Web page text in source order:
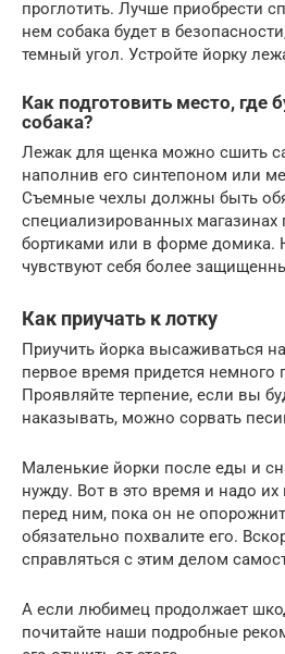
проглотить. Лучше приобрести
нем собака будет в
темный угол. Устройте йорку
Как подготовить место, где
собака?
Лежак для щенка можно сшить
наполнив его синтепоном или
Съемные чехлы должны быть
специализированных магазинах
бортиками или в форме домика.
чувствуют себя более
Как приучать к лотку
Приучить йорка высаживаться
первое время придется немного
Проявляйте терпение, если вы
наказывать, можно сорвать
Маленькие йорки после еды и
нужду. Вот в это время и надо
перед ним, пока он не
обязательно похвалите его.
справляться с этим делом
А если любимец продолжает
почитайте наши подробные